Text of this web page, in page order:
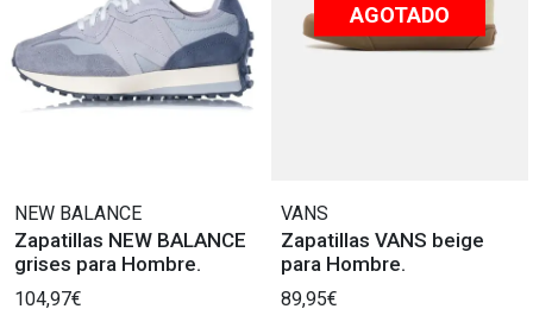
NEW BALANCE
Zapatillas NEW BALANCE
grises para Hombre.
104,97€
AGOTADO
VANS
Zapatillas VANS beige
para Hombre.
89,95€